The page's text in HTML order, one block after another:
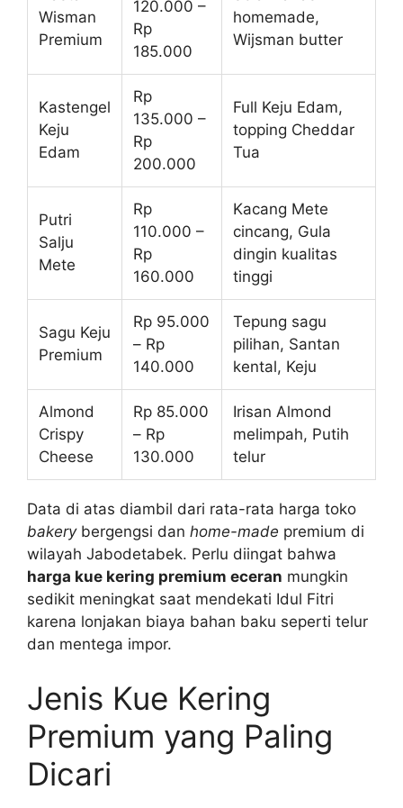
Wisman
Premium
120.000 –
Rp
185.000
homemade,
Wijsman butter
Kastengel
Keju
Edam
Rp
135.000 –
Rp
200.000
Full Keju Edam,
topping Cheddar
Tua
Putri
Salju
Mete
Rp
110.000 –
Rp
160.000
Kacang Mete
cincang, Gula
dingin kualitas
tinggi
Sagu Keju
Premium
Rp 95.000
– Rp
140.000
Tepung sagu
pilihan, Santan
kental, Keju
Almond
Crispy
Cheese
Rp 85.000
– Rp
130.000
Irisan Almond
melimpah, Putih
telur
Data di atas diambil dari rata-rata harga toko
bakerybergengsi dan home-made premium di
wilayah Jabodetabek. Perlu diingat bahwa
harga kue kering premium eceran mungkin
sedikit meningkat saat mendekati Idul Fitri
karena lonjakan biaya bahan baku seperti telur
dan mentega impor.
Jenis Kue Kering
Premium yang Paling
Dicari